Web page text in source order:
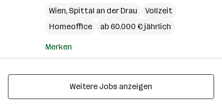
Wien, Spittal an der Drau
Vollzeit
Homeoffice
ab 60.000 € jährlich
Merken
Weitere Jobs anzeigen